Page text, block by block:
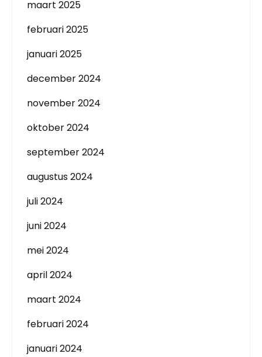
maart 2025
februari 2025
januari 2025
december 2024
november 2024
oktober 2024
september 2024
augustus 2024
juli 2024
juni 2024
mei 2024
april 2024
maart 2024
februari 2024
januari 2024